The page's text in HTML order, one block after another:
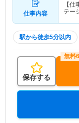
仕事内容
【
テー
駅から徒歩5分以内
保存する